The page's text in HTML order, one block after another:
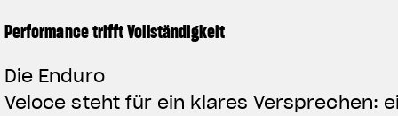
Performance trifft Vollständigkeit
Die Enduro
Veloce steht für ein klares Versprechen: